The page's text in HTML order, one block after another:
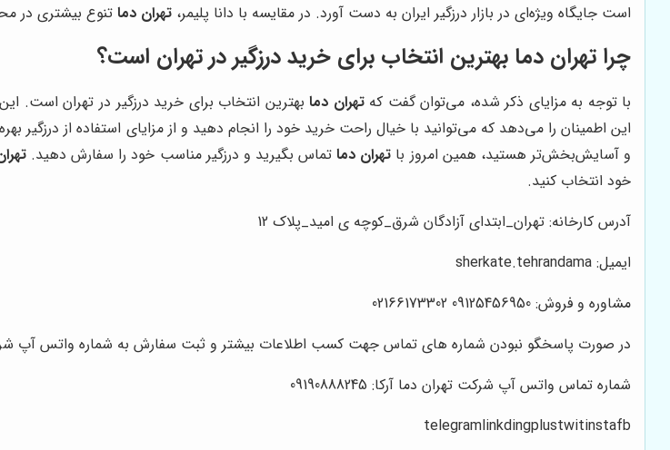
است جایگاه ویژه‌ای در بازار درزگیر ایران به دست آورد. در مقایسه با دانا پلیمر، تهران دماتنوع بیشتری در
چرا تهران دما بهترین انتخاب برای خرید درزگیر در تهران است؟
با توجه به مزایای ذکر شده، می‌توان گفت کهتهران دمابهترین انتخاب برای خرید درزگیر در تهران
این اطمینان را می‌دهد که می‌توانید با خیال راحت خرید خود را انجام دهید و از مزایای استفاده از درزگیر
و آسایش‌بخش‌تر هستید، همین امروز با تهران دماتماس بگیرید و درزگیر مناسب خود را سفارش دهید.
خود انتخاب کنید.
آدرس کارخانه: تهران_ابتدای آزادگان شرق_کوچه ی امید_پلاک 12
ایمیل: sherkate.tehrandama
مشاوره و فروش: 09125456950 02166173302
در صورت پاسخگو نبودن شماره های تماس جهت کسب اطلاعات بیشتر و ثبت سفارش به شماره واتس آپ
شماره تماس واتس آپ شرکت تهران دما آرکا: 09190888245
telegramlinkdingplustwitinstafb